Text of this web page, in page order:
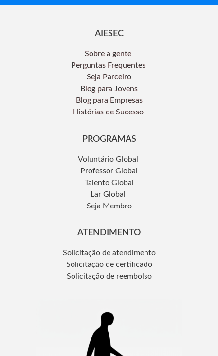
AIESEC
Sobre a gente
Perguntas Frequentes
Seja Parceiro
Blog para Jovens
Blog para Empresas
Histórias de Sucesso
PROGRAMAS
Voluntário Global
Professor Global
Talento Global
Lar Global
Seja Membro
ATENDIMENTO
Solicitação de atendimento
Solicitação de certificado
Solicitação de reembolso